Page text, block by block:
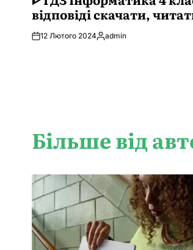
відповіді скачати,
12 Лютого 2024Опубліковано
admin
Більше від